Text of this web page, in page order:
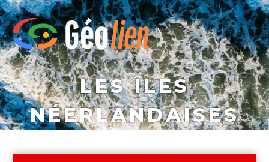
LES ÎLES
NÉERLANDAISES